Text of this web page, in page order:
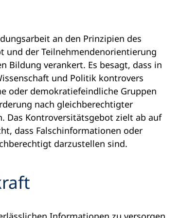
an den Prinzipien des
und der Teilnehmendenorientierung
Bildung verankert. Es besagt, dass in
und Politik kontrovers
oder demokratiefeindliche Gruppen
nach gleichberechtigter
Das Kontroversitätsgebot zielt ab auf
dass Falschinformationen oder
darzustellen sind.